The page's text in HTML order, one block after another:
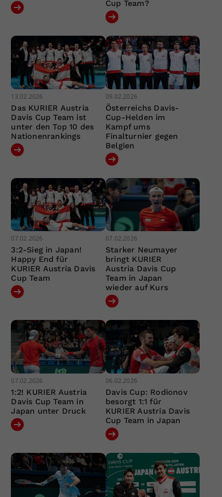
Cup Team?
13.02.2026
Das KURIER Austria
Davis Cup Team ist
unter den Top 10 des
Nationenrankings
09.02.2026
Österreichs Davis-
Cup-Helden im
Kampf ums
Finalturnier gegen
Belgien
07.02.2026
3:2-Sieg in Japan!
Happy End für
KURIER Austria Davis
Cup Team
07.02.2026
Starker Neumayer
bringt KURIER
Austria Davis Cup
Team in Japan
wieder auf Kurs
07.02.2026
1:2! KURIER Austria
Davis Cup Team in
Japan unter Druck
06.02.2026
Davis Cup: Rodionov
besorgt 1:1 für
KURIER Austria Davis
Cup Team in Japan